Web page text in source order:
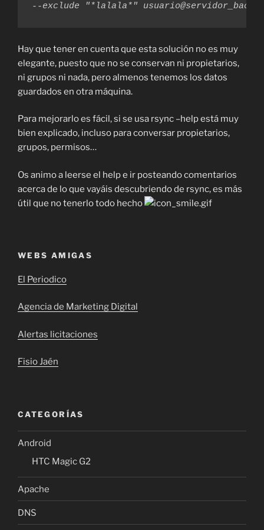
--exclude "*lalala*"
Hay que tener en cuenta que esta solución no es muy
elegante, puesto que no se conservan ni propietarios,
ni grupos ni nada, pero almenos tenemos los datos
guardados en otra máquina.
Para mejorarlo es fácil, si se usa rsync –help está muy
bien explicado, incluso para conversar propietarios,
grupos, permisos…
Os animo a leerse el help e ir posteando comentarios
acerca de lo que vayáis descubriendo de rsync, es más
útil que no tenerlo todo hecho
WEBS AMIGAS
El Periodico
Agencia de Marketing Digital
Alertas licitaciones
Fisio Jaén
CATEGORÍAS
Android
HTC Magic G2
Apache
DNS